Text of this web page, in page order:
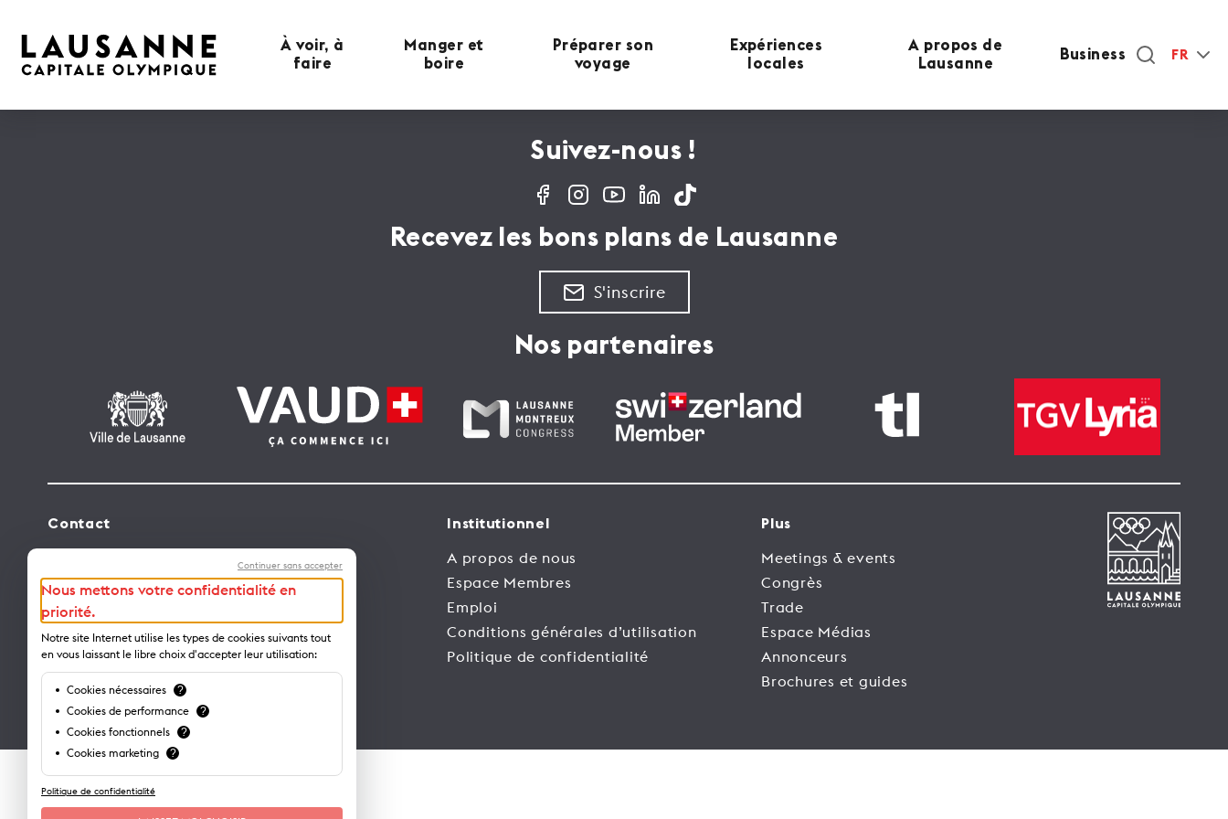
À voir, à
faire
Manger et
boire
Préparer son
voyage
Expériences
locales
A propos de
Lausanne
Business FR
Suivez-nous !
Recevez les bons plans de Lausanne
S'inscrire
Nos partenaires
Contact
Avenue de Rhodanie 2 – CP 975
1001 Lausanne – Suisse
info@lausanne-tourisme.ch
+41 21 613 73 73
Où nous trouver ?
Institutionnel
A propos de nous
Espace Membres
Emploi
Conditions générales d’utilisation
Politique de confidentialité
Plus
Meetings & events
Congrès
Trade
Espace Médias
Annonceurs
Brochures et guides
Continuer sans accepter
Nous mettons votre confidentialité en
priorité.
Notre site Internet utilise les types de cookies suivants tout
en vous laissant le libre choix d'accepter leur utilisation:
Cookies nécessaires ?
Cookies de performance ?
Cookies fonctionnels ?
Cookies marketing ?
Politique de confidentialité